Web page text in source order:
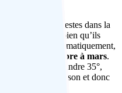
très modestes dans la
simple, bien qu’ils
excursions. Climatiquement,
est de
novembre à mars.
peuvent atteindre 35°,
de la mousson et donc